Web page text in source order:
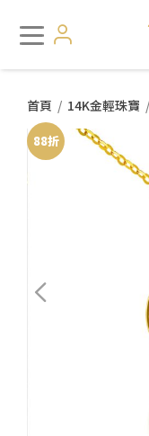
首頁 / 14K金輕珠寶 /
88折